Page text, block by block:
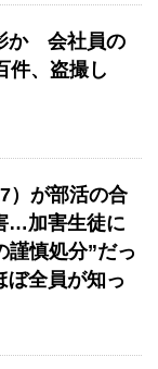
か 会社員の
件、盗撮し
）が部活の合
…加害生徒に
謹慎処分”だっ
ぼ全員が知っ